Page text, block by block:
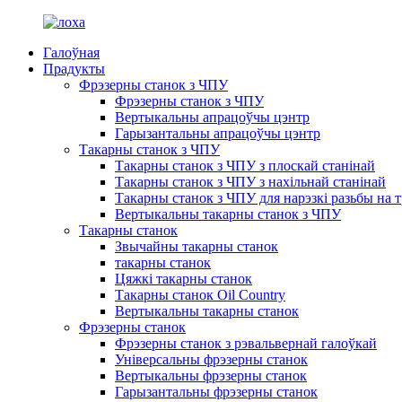
Галоўная
Прадукты
Фрэзерны станок з ЧПУ
Фрэзерны станок з ЧПУ
Вертыкальны апрацоўчы цэнтр
Гарызантальны апрацоўчы цэнтр
Такарны станок з ЧПУ
Такарны станок з ЧПУ з плоскай станінай
Такарны станок з ЧПУ з нахільнай станінай
Такарны станок з ЧПУ для нарэзкі разьбы на
Вертыкальны такарны станок з ЧПУ
Такарны станок
Звычайны такарны станок
такарны станок
Цяжкі такарны станок
Такарны станок Oil Country
Вертыкальны такарны станок
Фрэзерны станок
Фрэзерны станок з рэвальвернай галоўкай
Універсальны фрэзерны станок
Вертыкальны фрэзерны станок
Гарызантальны фрэзерны станок